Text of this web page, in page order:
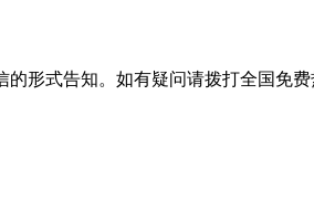
的形式告知。如有疑问请拨打全国免费